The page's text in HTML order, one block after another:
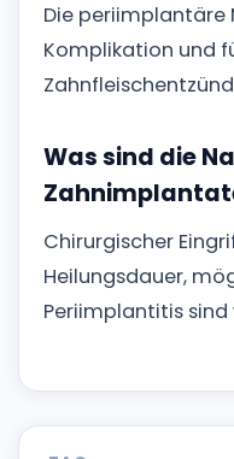
Die periimplantäre
Komplikation und
Was sind die
Chirurgischer
Heilungsdauer,
Periimplantitis